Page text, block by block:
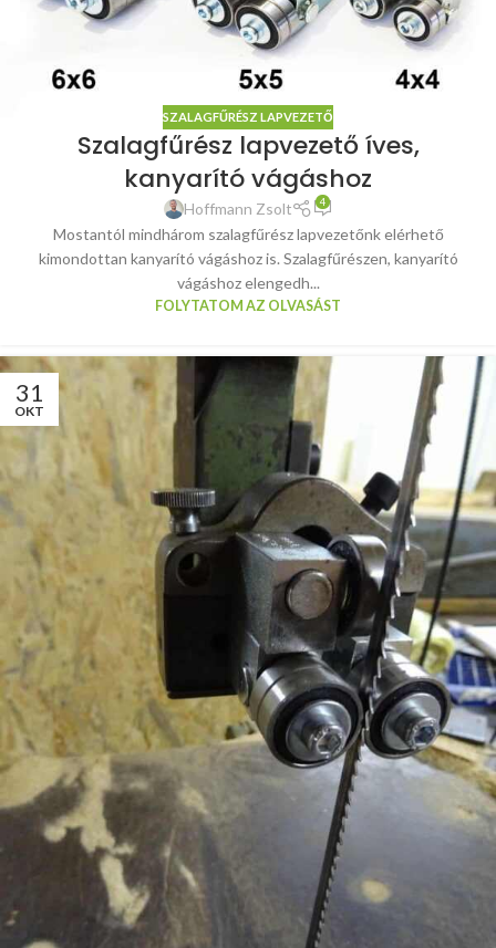
SZALAGFŰRÉSZ LAPVEZETŐ
Szalagfűrész lapvezető íves,
kanyarító vágáshoz
Hoffmann Zsolt 4
Mostantól mindhárom szalagfűrész lapvezetőnk elérhető
kimondottan kanyarító vágáshoz is. Szalagfűrészen, kanyarító
vágáshoz elengedh...
FOLYTATOM AZ OLVASÁST
31
OKT